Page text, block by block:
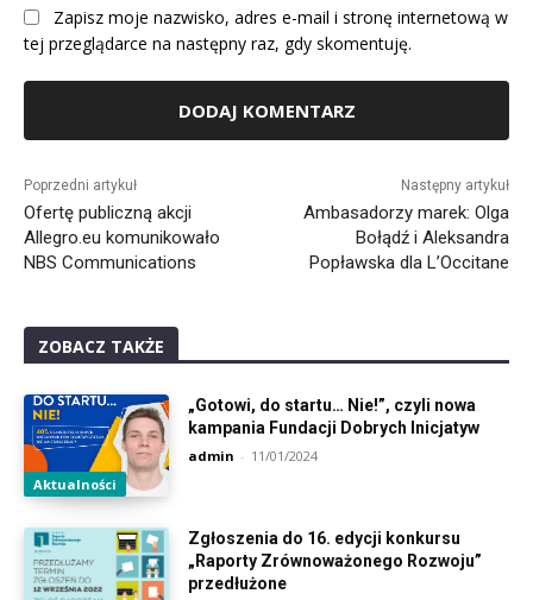
Zapisz moje nazwisko, adres e-mail i stronę internetową w
tej przeglądarce na następny raz, gdy skomentuję.
Poprzedni artykuł
Ofertę publiczną akcji
Allegro.eu komunikowało
NBS Communications
Następny artykuł
Ambasadorzy marek: Olga
Bołądź i Aleksandra
Popławska dla L’Occitane
ZOBACZ TAKŻE
Aktualności
„Gotowi, do startu… Nie!”, czyli nowa
kampania Fundacji Dobrych Inicjatyw
admin - 11/01/2024
Zgłoszenia do 16. edycji konkursu
„Raporty Zrównoważonego Rozwoju”
przedłużone